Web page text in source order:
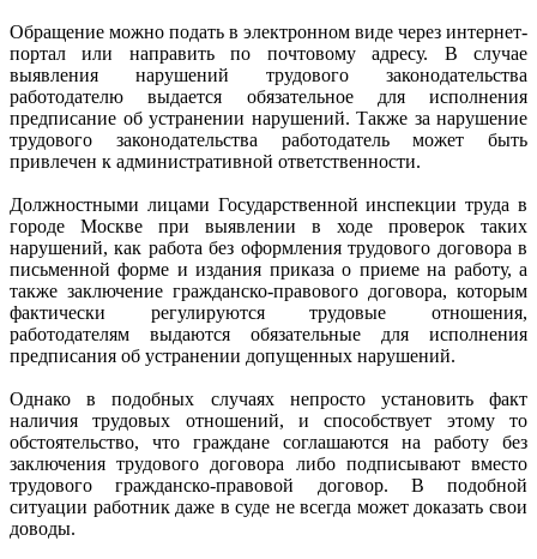
Обращение можно подать в электронном виде через интернет-
портал или направить по почтовому адресу. В случае
выявления нарушений трудового законодательства
работодателю выдается обязательное для исполнения
предписание об устранении нарушений. Также за нарушение
трудового законодательства работодатель может быть
привлечен к административной ответственности.
Должностными лицами Государственной инспекции труда в
городе Москве при выявлении в ходе проверок таких
нарушений, как работа без оформления трудового договора в
письменной форме и издания приказа о приеме на работу, а
также заключение гражданско-правового договора, которым
фактически регулируются трудовые отношения,
работодателям выдаются обязательные для исполнения
предписания об устранении допущенных нарушений.
Однако в подобных случаях непросто установить факт
наличия трудовых отношений, и способствует этому то
обстоятельство, что граждане соглашаются на работу без
заключения трудового договора либо подписывают вместо
трудового гражданско-правовой договор. В подобной
ситуации работник даже в суде не всегда может доказать свои
доводы.